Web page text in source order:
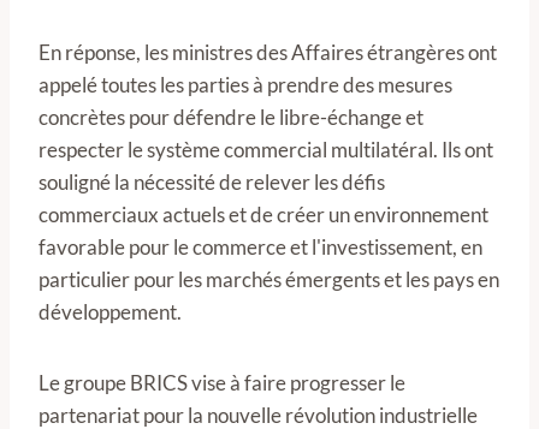
En réponse, les ministres des Affaires étrangères ont
appelé toutes les parties à prendre des mesures
concrètes pour défendre le libre-échange et
respecter le système commercial multilatéral. Ils ont
souligné la nécessité de relever les défis
commerciaux actuels et de créer un environnement
favorable pour le commerce et l'investissement, en
particulier pour les marchés émergents et les pays en
développement.
Le groupe BRICS vise à faire progresser le
partenariat pour la nouvelle révolution industrielle